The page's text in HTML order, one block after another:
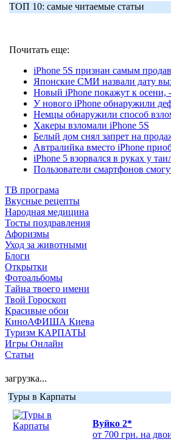
ТОП 10: самые читаемые статьи
Почитать еще:
iPhone 5S признан самым
Японские СМИ назвали дату
Новый iPhone покажут к осени,
У нового iPhone обнаружили
Немцы обнаружили способ
Хакеры взломали iPhone 5S
Белый дом снял запрет на
Автралийка вместо iPhone
iPhone 5 взорвался в руках у
Пользователи смартфонов
ТВ програма
Вкусные рецепты
Народная медицина
Тосты поздравления
Афоризмы
Уход за животными
Блоги
Открытки
Фотоальбомы
Тайна твоего имени
Твой Гороскоп
Красивые обои
КиноАФИША Киева
Туризм КАРПАТЫ
Игры Онлайн
Статьи
загрузка...
Туры в Карпаты
Вуйко 2*
от 700 грн. на